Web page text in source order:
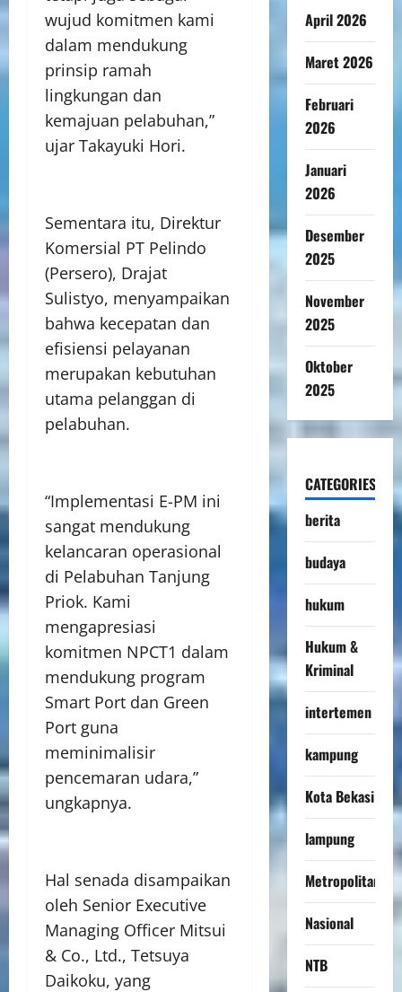
wujud komitmen kami
dalam mendukung
prinsip ramah
lingkungan dan
kemajuan pelabuhan,”
ujar Takayuki Hori.
Sementara itu, Direktur
Komersial PT Pelindo
(Persero), Drajat
Sulistyo, menyampaikan
bahwa kecepatan dan
efisiensi pelayanan
merupakan kebutuhan
utama pelanggan di
pelabuhan.
“Implementasi E-PM ini
sangat mendukung
kelancaran operasional
di Pelabuhan Tanjung
Priok. Kami
mengapresiasi
komitmen NPCT1 dalam
mendukung program
Smart Port dan Green
Port guna
meminimalisir
pencemaran udara,”
ungkapnya.
Hal senada disampaikan
oleh Senior Executive
Managing Officer Mitsui
& Co., Ltd., Tetsuya
Daikoku, yang
April 2026
Maret 2026
Februari
2026
Januari
2026
Desember
2025
November
2025
Oktober
2025
CATEGORIES
berita
budaya
hukum
Hukum &
Kriminal
intertemen
kampung
Kota Bekasi
lampung
Metropolitan
Nasional
NTB